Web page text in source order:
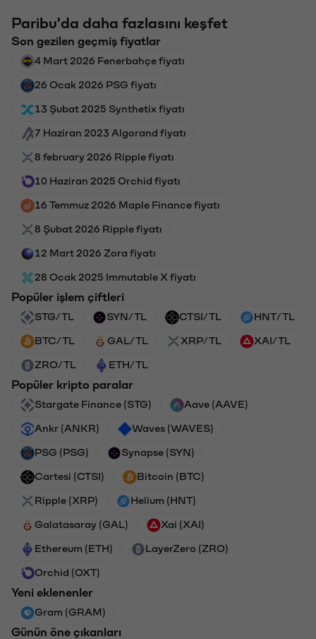
Paribu'da daha fazlasını keşfet
Son gezilen geçmiş fiyatlar
4 Mart 2026 Fenerbahçe fiyatı
26 Ocak 2026 PSG fiyatı
13 Şubat 2025 Synthetix fiyatı
7 Haziran 2023 Algorand fiyatı
8 february 2026 Ripple fiyatı
10 Haziran 2025 Orchid fiyatı
16 Temmuz 2026 Maple Finance fiyatı
8 Şubat 2026 Ripple fiyatı
12 Mart 2026 Zora fiyatı
28 Ocak 2025 Immutable X fiyatı
Popüler işlem çiftleri
STG/TL SYN/TL CTSI/TL HNT/TL
BTC/TL GAL/TL XRP/TL XAI/TL
ZRO/TL ETH/TL
Popüler kripto paralar
Stargate Finance (STG) Aave (AAVE)
Ankr (ANKR) Waves (WAVES)
PSG (PSG) Synapse (SYN)
Cartesi (CTSI) Bitcoin (BTC)
Ripple (XRP) Helium (HNT)
Galatasaray (GAL) Xai (XAI)
Ethereum (ETH) LayerZero (ZRO)
Orchid (OXT)
Yeni eklenenler
Gram (GRAM)
Günün öne çıkanları